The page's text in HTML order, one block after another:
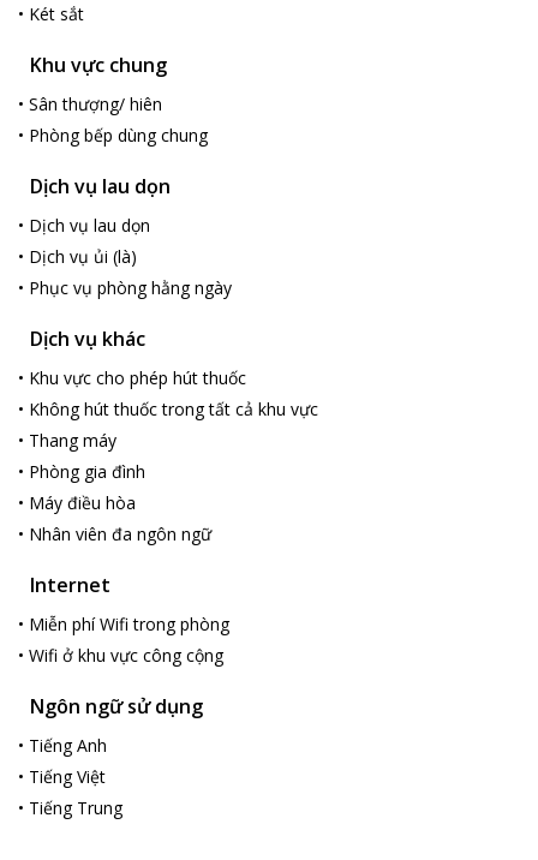
• Két sắt
Khu vực chung
• Sân thượng/ hiên
• Phòng bếp dùng chung
Dịch vụ lau dọn
• Dịch vụ lau dọn
• Dịch vụ ủi (là)
• Phục vụ phòng hằng ngày
Dịch vụ khác
• Khu vực cho phép hút thuốc
• Không hút thuốc trong tất cả khu vực
• Thang máy
• Phòng gia đình
• Máy điều hòa
• Nhân viên đa ngôn ngữ
Internet
• Miễn phí Wifi trong phòng
• Wifi ở khu vực công cộng
Ngôn ngữ sử dụng
• Tiếng Anh
• Tiếng Việt
• Tiếng Trung